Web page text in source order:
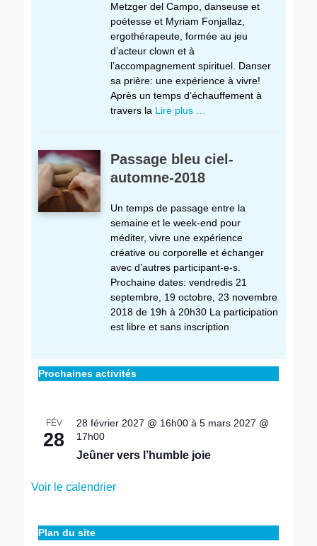
Metzger del Campo, danseuse et
poétesse et Myriam Fonjallaz,
ergothérapeute, formée au jeu
d’acteur clown et à
l’accompagnement spirituel. Danser
sa prière: une expérience à vivre!
Après un temps d’échauffement à
travers la Lire plus …
Passage bleu ciel-
automne-2018
Un temps de passage entre la
semaine et le week-end pour
méditer, vivre une expérience
créative ou corporelle et échanger
avec d’autres participant-e-s.
Prochaine dates: vendredis 21
septembre, 19 octobre, 23 novembre
2018 de 19h à 20h30 La participation
est libre et sans inscription
Prochaines activités
FÉV
28
28 février 2027 @ 16h00 à 5 mars 2027 @
17h00
Jeûner vers l’humble joie
Voir le calendrier
Plan du site